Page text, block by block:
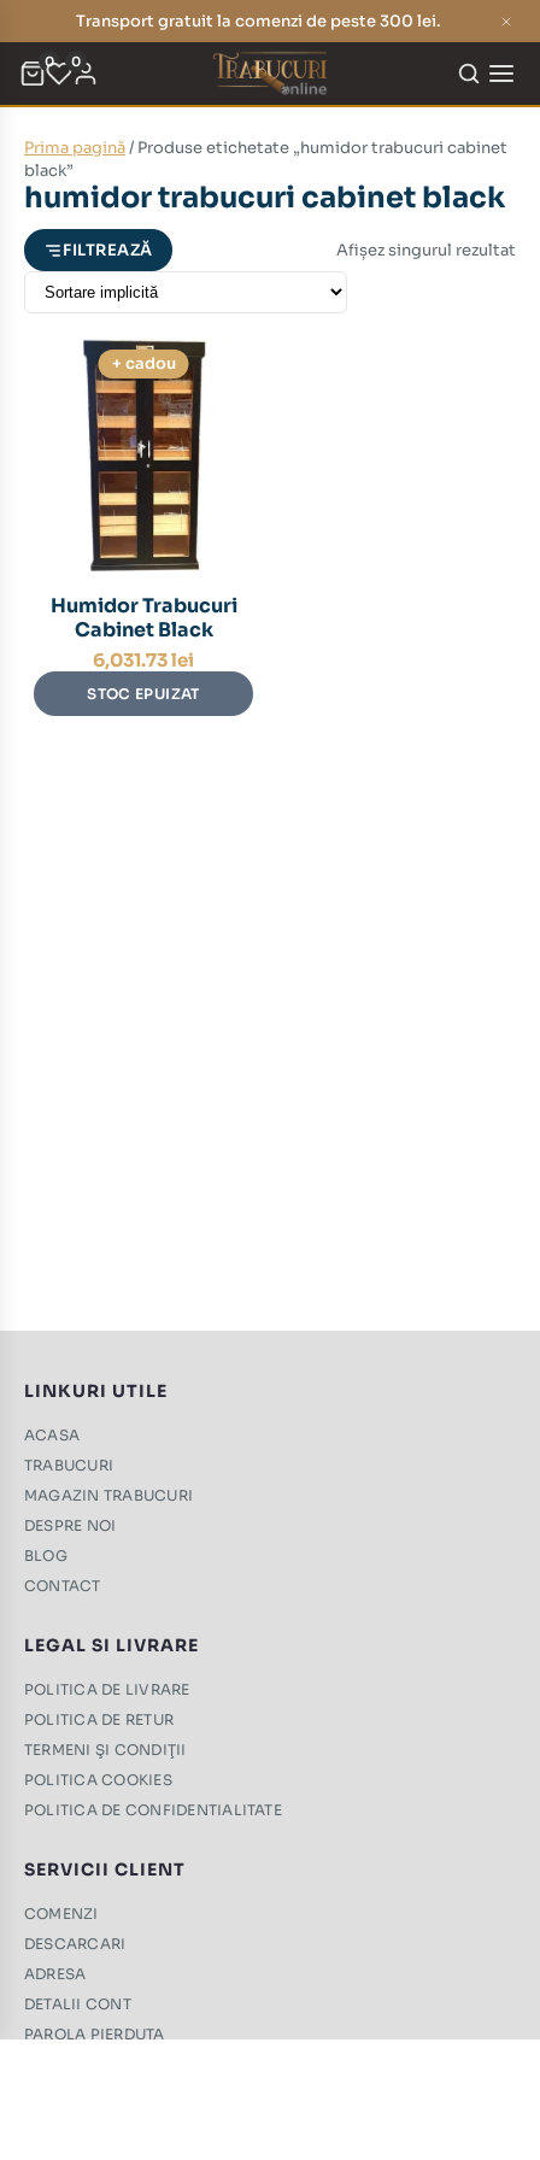
Transport gratuit la comenzi de peste 300 lei.
0 0
Prima pagină/ Produse etichetate „humidor trabucuri cabinet
black”
humidor trabucuri cabinet black
FILTREAZĂ Afișez singurul rezultat
+ cadou
Humidor Trabucuri
Cabinet Black
6,031.73lei
STOC EPUIZAT
LINKURI UTILE
ACASA
TRABUCURI
MAGAZIN TRABUCURI
DESPRE NOI
BLOG
CONTACT
LEGAL SI LIVRARE
POLITICA DE LIVRARE
POLITICA DE RETUR
TERMENI ŞI CONDIŢII
POLITICA COOKIES
POLITICA DE CONFIDENTIALITATE
SERVICII CLIENT
COMENZI
DESCARCARI
ADRESA
DETALII CONT
PAROLA PIERDUTA